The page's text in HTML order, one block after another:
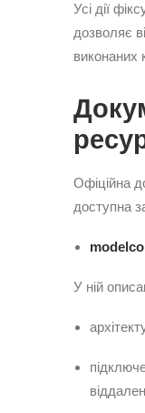
Усі дії
дозволяє
виконаних
Офіційна
доступна
У ній